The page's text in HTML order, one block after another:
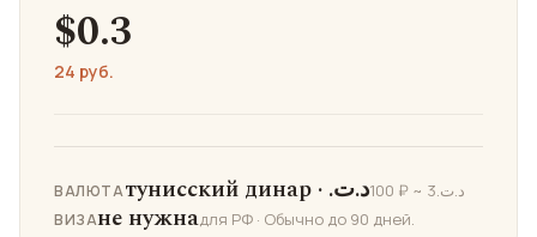
$0.3
24 руб.
ВАЛЮТА тунисский динар · .د.ت 100 ₽ ~ 3.د.ت
ВИЗАне нужнадля РФ · Обычно до 90 дней.